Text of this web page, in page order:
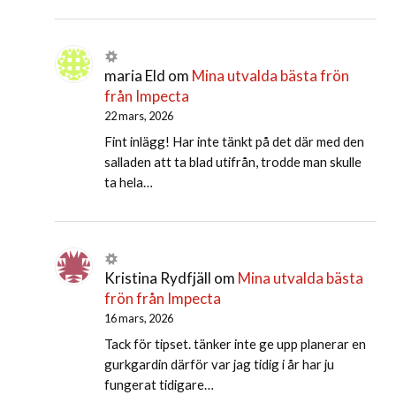
maria Eld om Mina utvalda bästa frön
från Impecta
22 mars, 2026
Fint inlägg! Har inte tänkt på det där med den
salladen att ta blad utifrån, trodde man skulle
ta hela…
Kristina Rydfjäll om Mina utvalda bästa
frön från Impecta
16 mars, 2026
Tack för tipset. tänker inte ge upp planerar en
gurkgardin därför var jag tidig i år har ju
fungerat tidigare…